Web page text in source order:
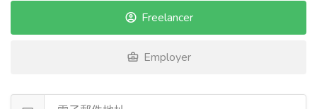
Freelancer
Employer